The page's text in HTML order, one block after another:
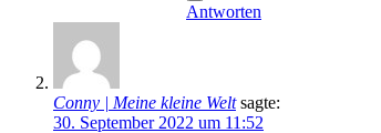
Antworten
Conny | Meine kleine Welt sagte:
30. September 2022 um 11:52